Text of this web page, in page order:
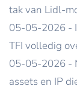
tak van Lidl-
05-05-2026 -
TFI volledig
05-05-2026 -
assets en IP